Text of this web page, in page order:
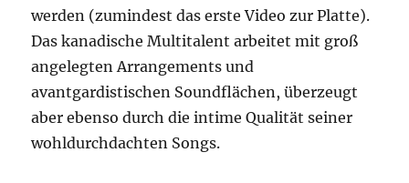
werden (zumindest das erste Video zur Platte).
Das kanadische Multitalent arbeitet mit groß
angelegten Arrangements und
avantgardistischen Soundflächen, überzeugt
aber ebenso durch die intime Qualität seiner
wohldurchdachten Songs.